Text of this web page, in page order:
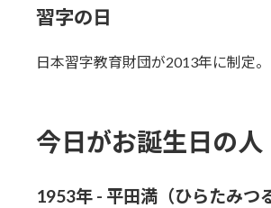
習字の日
日本習字教育財団が2013年に制定
今日がお誕生日の人
1953年 - 平田満（ひらたみつ